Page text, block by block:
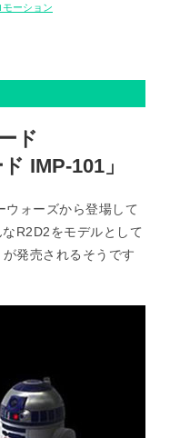
モーション
ド
IMP-101」
ウォーズから登場して
R2D2をモデルとして
発売されるそうです